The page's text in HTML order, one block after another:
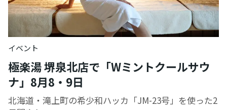
イベント
極楽湯 堺泉北店で「Wミントクールサウ
ナ」8月8・9日
北海道・滝上町の希少和ハッカ「JM-23号」を使った2